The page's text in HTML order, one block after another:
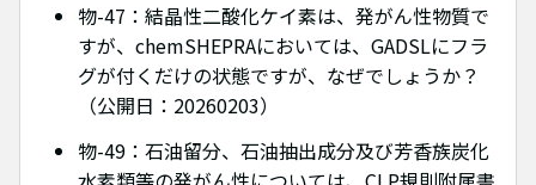
物-47：結晶性二酸化ケイ素は、発がん性物質で
すが、chemSHEPRAにおいては、GADSLにフラ
グが付くだけの状態ですが、なぜでしょうか？
（公開日：20260203）
物-49：石油留分、石油抽出成分及び芳香族炭化